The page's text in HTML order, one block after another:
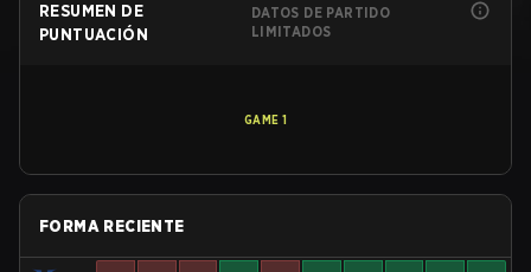
RESUMEN DE
PUNTUACIÓN
DATOS DE PARTIDO
LIMITADOS
GAME 1
FORMA RECIENTE